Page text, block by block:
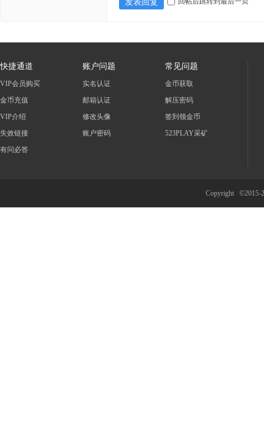
发表回复
快捷通道
VIP会员购买
金币充值
VIP介绍
失效链接
有问必答
账户问题
实名认证
邮箱认证
修改头像
账户密码
常见问题
金币获取
解压密码
签到领金币
523PLAY采矿
Copyright ©2015-